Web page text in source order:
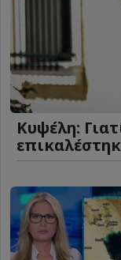
Κυψέλη: